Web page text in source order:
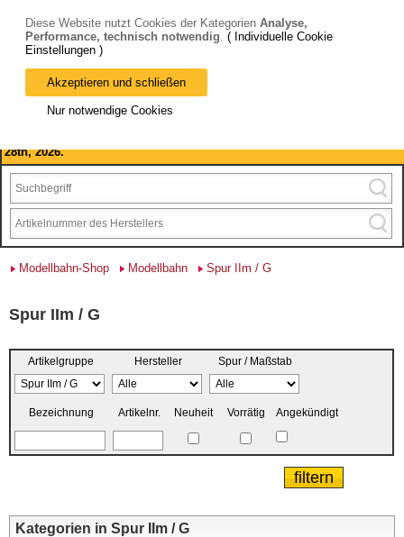
Bitte beachten Sie: wir machen Betriebsferien, vom 03. bis 28.
August 2026 haben wir geschlossen.
28th, 2026.
Modellbahn-Shop Modellbahn Spur IIm / G
Spur IIm / G
Artikelgruppe Hersteller Spur / Maßstab
Bezeichnung Artikelnr. Neuheit Vorrätig Angekündigt
Kategorien in Spur IIm / G
Diese Website nutzt Cookies der Kategorien Analyse,
Performance, technisch notwendig. ( Individuelle Cookie
Einstellungen )
Akzeptieren und schließen
Nur notwendige Cookies